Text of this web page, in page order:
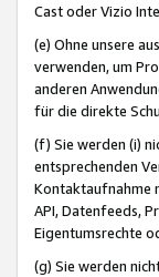
Cast oder Vizio
(e) Ohne unsere
verwenden, um
anderen
für die direkte
(f) Sie werden (i)
entsprechenden
Kontaktaufnahme
API, Datenfeeds,
Eigentumsrechte
(g) Sie werden